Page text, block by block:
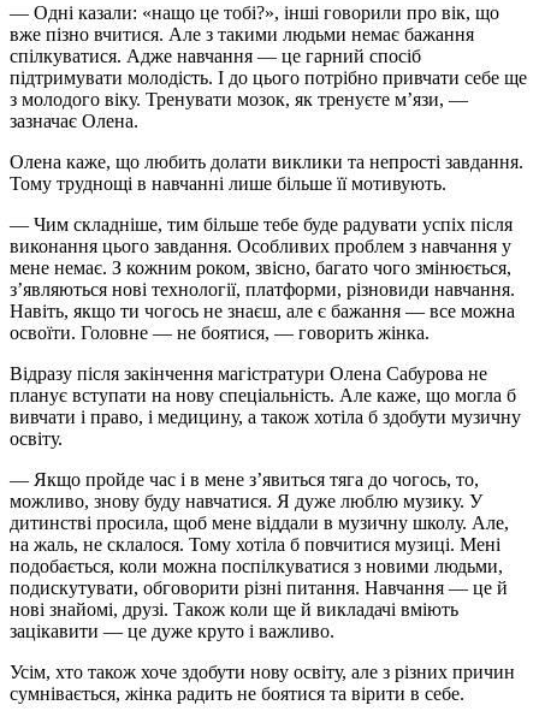
— Одні казали: «нащо це тобі?», інші говорили про вік, що
вже пізно вчитися. Але з такими людьми немає бажання
спілкуватися. Адже навчання — це гарний спосіб
підтримувати молодість. І до цього потрібно привчати себе ще
з молодого віку. Тренувати мозок, як тренуєте м’язи, —
зазначає Олена.
Олена каже, що любить долати виклики та непрості завдання.
Тому труднощі в навчанні лише більше її мотивують.
— Чим складніше, тим більше тебе буде радувати успіх після
виконання цього завдання. Особливих проблем з навчання у
мене немає. З кожним роком, звісно, багато чого змінюється,
з’являються нові технології, платформи, різновиди навчання.
Навіть, якщо ти чогось не знаєш, але є бажання — все можна
освоїти. Головне — не боятися, — говорить жінка.
Відразу після закінчення магістратури Олена Сабурова не
планує вступати на нову спеціальність. Але каже, що могла б
вивчати і право, і медицину, а також хотіла б здобути музичну
освіту.
— Якщо пройде час і в мене з’явиться тяга до чогось, то,
можливо, знову буду навчатися. Я дуже люблю музику. У
дитинстві просила, щоб мене віддали в музичну школу. Але,
на жаль, не склалося. Тому хотіла б повчитися музиці. Мені
подобається, коли можна поспілкуватися з новими людьми,
подискутувати, обговорити різні питання. Навчання — це й
нові знайомі, друзі. Також коли ще й викладачі вміють
зацікавити — це дуже круто і важливо.
Усім, хто також хоче здобути нову освіту, але з різних причин
сумнівається, жінка радить не боятися та вірити в себе.